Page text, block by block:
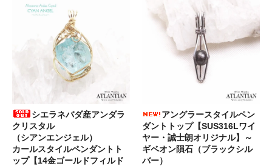
シエラネバダ産アンダラ
クリスタル
（シアンエンジェル）
カールスタイルペンダントト
ップ【14金ゴールドフィルド
アングラースタイルペン
ダントトップ【SUS316Lワイ
ヤー・誠士朗オリジナル】～
ギベオン隕石（ブラックシル
バー）